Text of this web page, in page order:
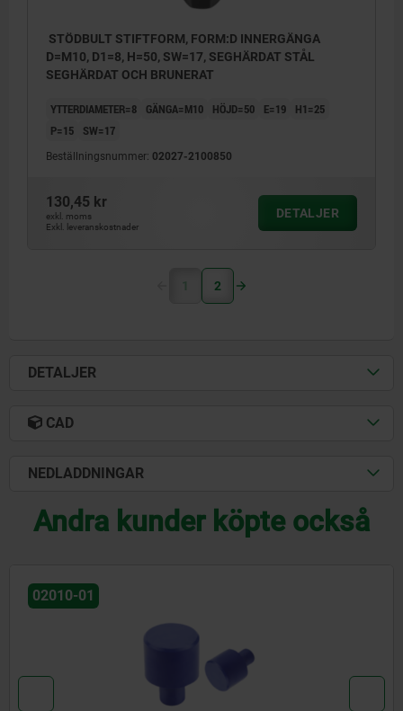
STÖDBULT STIFTFORM, FORM:D INNERGÄNGA
D=M10, D1=8, H=50, SW=17, SEGHÄRDAT STÅL
SEGHÄRDAT OCH BRUNERAT
YTTERDIAMETER=8 GÄNGA=M10 HÖJD=50 E=19
H1=25
P=15
SW=17
Beställningsnummer: 02027-2100850
130,45 kr
exkl. moms
Exkl. leveranskostnader
DETALJER
1 2
DETALJER
CAD
NEDLADDNINGAR
Andra kunder köpte också
02010